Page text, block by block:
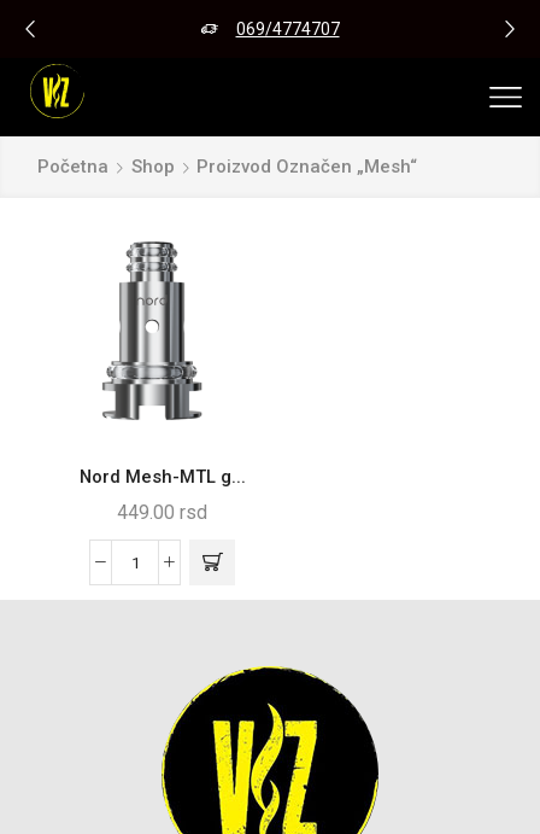
069/4774707
Početna Shop Proizvod Označen „mesh“
Nord Mesh-MTL g...
449.00 rsd